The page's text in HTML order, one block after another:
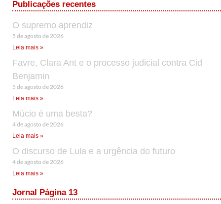
Publicações recentes
O supremo aprendiz
5 de agosto de 2026
Leia mais »
Favre, Clara Ant e o processo judicial contra Cid
Benjamin
5 de agosto de 2026
Leia mais »
Múcio é uma besta?
4 de agosto de 2026
Leia mais »
O discurso de Lula e a urgência do futuro
4 de agosto de 2026
Leia mais »
Jornal Página 13